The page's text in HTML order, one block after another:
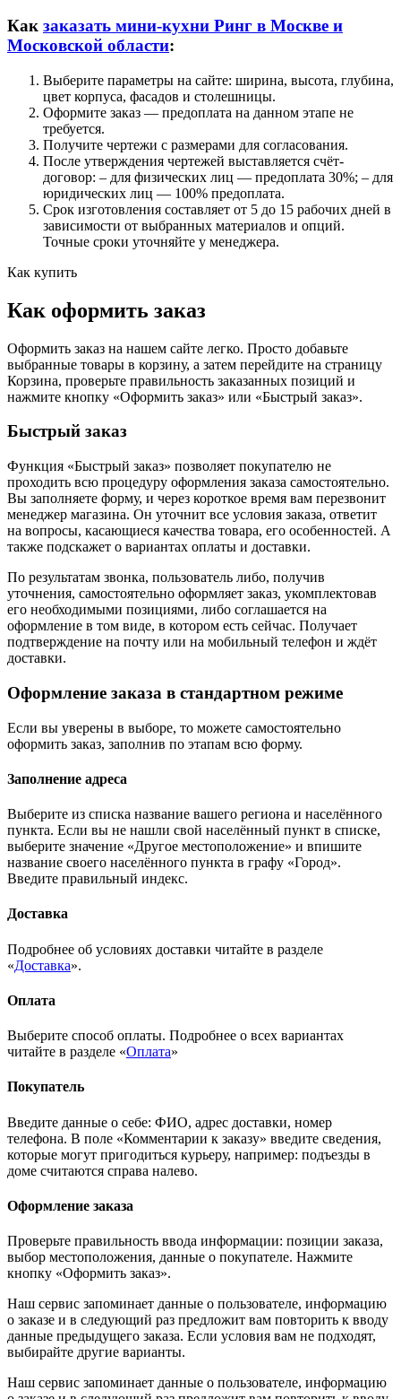
Как заказать мини-кухни Ринг в Москве и
Московской области:
Выберите параметры на сайте: ширина, высота, глубина,
цвет корпуса, фасадов и столешницы.
Оформите заказ — предоплата на данном этапе не
требуется.
Получите чертежи с размерами для согласования.
После утверждения чертежей выставляется счёт-
договор: – для физических лиц — предоплата 30%; – для
юридических лиц — 100% предоплата.
Срок изготовления составляет от 5 до 15 рабочих дней в
зависимости от выбранных материалов и опций.
Точные сроки уточняйте у менеджера.
Как купить
Как оформить заказ
Оформить заказ на нашем сайте легко. Просто добавьте
выбранные товары в корзину, а затем перейдите на страницу
Корзина, проверьте правильность заказанных позиций и
нажмите кнопку «Оформить заказ» или «Быстрый заказ».
Быстрый заказ
Функция «Быстрый заказ» позволяет покупателю не
проходить всю процедуру оформления заказа самостоятельно.
Вы заполняете форму, и через короткое время вам перезвонит
менеджер магазина. Он уточнит все условия заказа, ответит
на вопросы, касающиеся качества товара, его особенностей. А
также подскажет о вариантах оплаты и доставки.
По результатам звонка, пользователь либо, получив
уточнения, самостоятельно оформляет заказ, укомплектовав
его необходимыми позициями, либо соглашается на
оформление в том виде, в котором есть сейчас. Получает
подтверждение на почту или на мобильный телефон и ждёт
доставки.
Оформление заказа в стандартном режиме
Если вы уверены в выборе, то можете самостоятельно
оформить заказ, заполнив по этапам всю форму.
Заполнение адреса
Выберите из списка название вашего региона и населённого
пункта. Если вы не нашли свой населённый пункт в списке,
выберите значение «Другое местоположение» и впишите
название своего населённого пункта в графу «Город».
Введите правильный индекс.
Доставка
Подробнее об условиях доставки читайте в разделе
«Доставка».
Оплата
Выберите способ оплаты. Подробнее о всех вариантах
читайте в разделе «Оплата»
Покупатель
Введите данные о себе: ФИО, адрес доставки, номер
телефона. В поле «Комментарии к заказу» введите сведения,
которые могут пригодиться курьеру, например: подъезды в
доме считаются справа налево.
Оформление заказа
Проверьте правильность ввода информации: позиции заказа,
выбор местоположения, данные о покупателе. Нажмите
кнопку «Оформить заказ».
Наш сервис запоминает данные о пользователе, информацию
о заказе и в следующий раз предложит вам повторить к вводу
данные предыдущего заказа. Если условия вам не подходят,
выбирайте другие варианты.
Наш сервис запоминает данные о пользователе, информацию